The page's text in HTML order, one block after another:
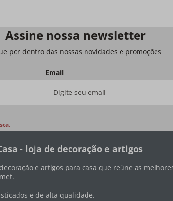
Assine nossa newsletter
por dentro das nossas novidades e promoções
Email
- loja de decoração e artigos
e artigos para casa que reúne as
e de alta qualidade.